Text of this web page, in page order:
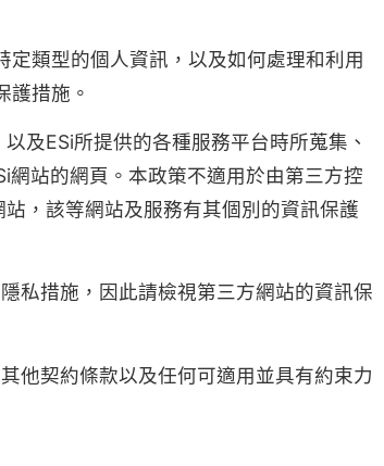
類型的個人資訊，以及如何處理和利用
護措施。
及ESi所提供的各種服務平台時所蒐集、
站的網頁。本政策不適用於由第三方控
，該等網站及服務有其個別的資訊保護
私措施，因此請檢視第三方網站的資訊保
他契約條款以及任何可適用並具有約束力